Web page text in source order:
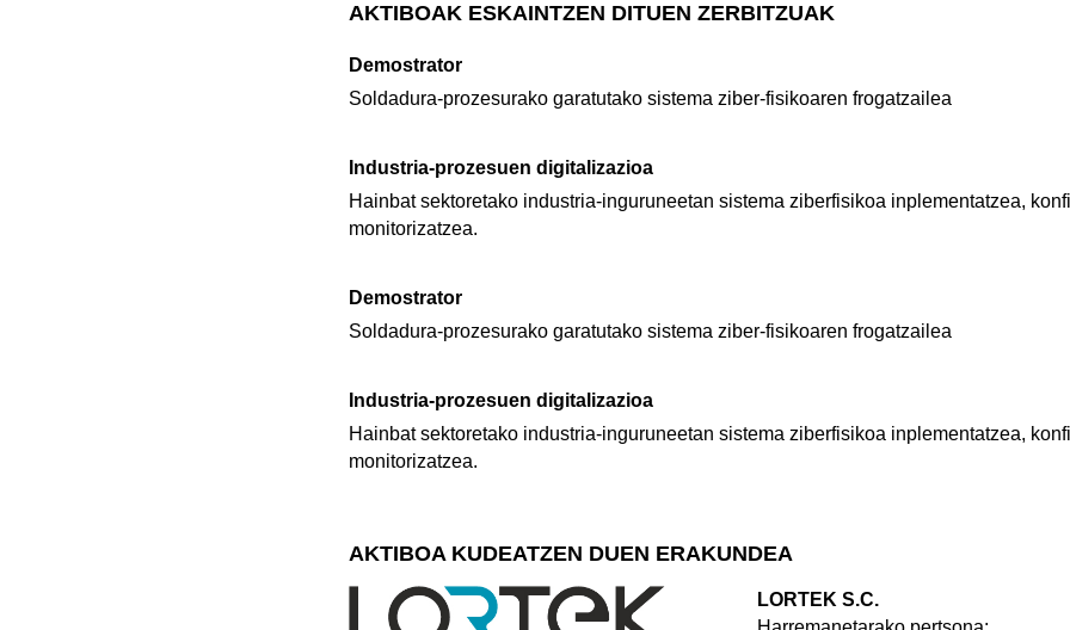
AKTIBOAK ESKAINTZEN DITUEN ZERBITZUAK
Demostrator
Soldadura-prozesurako garatutako sistema ziber-fisikoaren frogatzailea
Industria-prozesuen digitalizazioa
Hainbat sektoretako industria-inguruneetan sistema ziberfisikoa inplementatzea,
monitorizatzea.
Demostrator
Soldadura-prozesurako garatutako sistema ziber-fisikoaren frogatzailea
Industria-prozesuen digitalizazioa
Hainbat sektoretako industria-inguruneetan sistema ziberfisikoa inplementatzea,
monitorizatzea.
AKTIBOA KUDEATZEN DUEN ERAKUNDEA
LORTEK S.C.